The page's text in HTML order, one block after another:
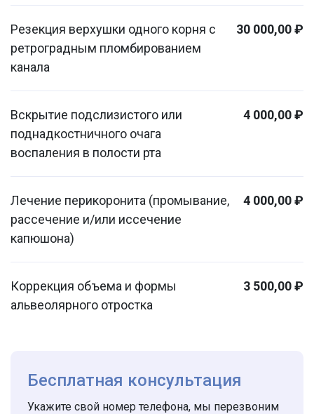
Резекция верхушки одного корня с
ретроградным пломбированием
канала
30 000,00 ₽
Вскрытие подслизистого или
поднадкостничного очага
воспаления в полости рта
4 000,00 ₽
Лечение перикоронита (промывание,
рассечение и/или иссечение
капюшона)
4 000,00 ₽
Коррекция объема и формы
альвеолярного отростка
3 500,00 ₽
Бесплатная консультация
Укажите свой номер телефона, мы перезвоним